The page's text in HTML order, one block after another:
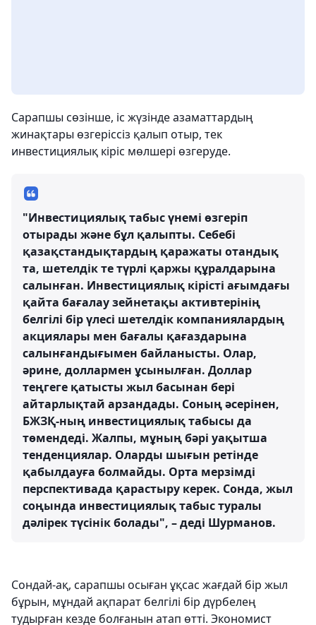
Сарапшы сөзінше, іс жүзінде азаматтардың
жинақтары өзгеріссіз қалып отыр, тек
инвестициялық кіріс мөлшері өзгеруде.
"Инвестициялық табыс үнемі өзгеріп
отырады және бұл қалыпты. Себебі
қазақстандықтардың қаражаты отандық
та, шетелдік те түрлі қаржы құралдарына
салынған. Инвестициялық кірісті ағымдағы
қайта бағалау зейнетақы активтерінің
белгілі бір үлесі шетелдік компаниялардың
акциялары мен бағалы қағаздарына
салынғандығымен байланысты. Олар,
әрине, доллармен ұсынылған. Доллар
теңгеге қатысты жыл басынан бері
айтарлықтай арзандады. Соның әсерінен,
БЖЗҚ-ның инвестициялық табысы да
төмендеді. Жалпы, мұның бәрі уақытша
тенденциялар. Оларды шығын ретінде
қабылдауға болмайды. Орта мерзімді
перспективада қарастыру керек. Сонда, жыл
соңында инвестициялық табыс туралы
дәлірек түсінік болады", – деді Шурманов.
Сондай-ақ, сарапшы осыған ұқсас жағдай бір жыл
бұрын, мұндай ақпарат белгілі бір дүрбелең
тудырған кезде болғанын атап өтті. Экономист